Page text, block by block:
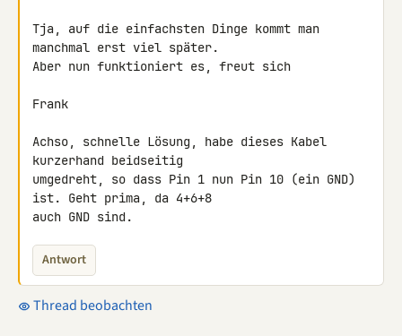
Tja, auf die einfachsten Dinge kommt man
manchmal erst viel später.
Aber nun funktioniert es, freut sich
Frank
Achso, schnelle Lösung, habe dieses Kabel
kurzerhand beidseitig
umgedreht, so dass Pin 1 nun Pin 10 (ein GND)
ist. Geht prima, da 4+6+8
auch GND sind.
Antwort
Thread beobachten